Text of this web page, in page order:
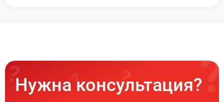
Нужна консультация?